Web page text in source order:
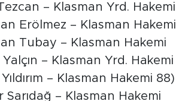
– Klasman Yrd. Hakemi
Erölmez – Klasman Hakemi
Tubay – Klasman Hakemi
– Klasman Yrd. Hakemi
– Klasman Hakemi 88)
Sarıdağ – Klasman Hakemi